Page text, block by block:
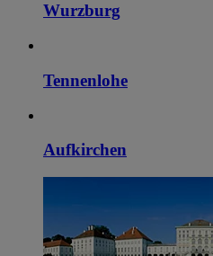
Wurzburg
Tennenlohe
Aufkirchen